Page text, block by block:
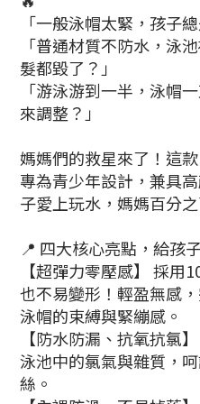
「一般泳帽太緊，孩子
「普通材質不防水，泳
髮都毀了？」
「游泳游到一半，泳帽
來調整？」
媽媽們的救星來了！這款
專為青少年設計，兼具
子愛上玩水，媽媽百分之
📍 四大核心亮點，給孩
【超彈力零壓感】 採用
也不易變形！輕盈無感
泳帽的束縛與緊繃感。
【防水防漏、抗氧抗氯
泳池中的氯氣與雜質，
絲。